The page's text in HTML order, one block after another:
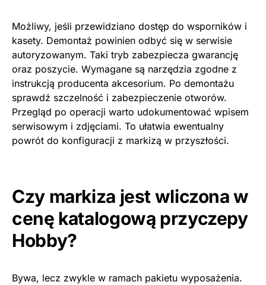
Możliwy, jeśli przewidziano dostęp do wsporników i
kasety. Demontaż powinien odbyć się w serwisie
autoryzowanym. Taki tryb zabezpiecza gwarancję
oraz poszycie. Wymagane są narzędzia zgodne z
instrukcją producenta akcesorium. Po demontażu
sprawdź szczelność i zabezpieczenie otworów.
Przegląd po operacji warto udokumentować wpisem
serwisowym i zdjęciami. To ułatwia ewentualny
powrót do konfiguracji z markizą w przyszłości.
Czy markiza jest wliczona w
cenę katalogową przyczepy
Hobby?
Bywa, lecz zwykle w ramach pakietu wyposażenia.